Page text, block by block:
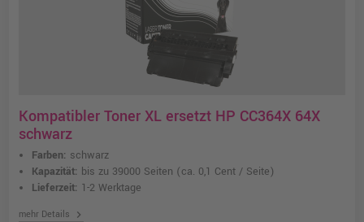
Kompatibler Toner XL ersetzt HP CC364X 64X
schwarz
Farben: schwarz
Kapazität: bis zu 39000 Seiten (ca. 0,1 Cent / Seite)
Lieferzeit: 1-2 Werktage
mehr Details chevron_right